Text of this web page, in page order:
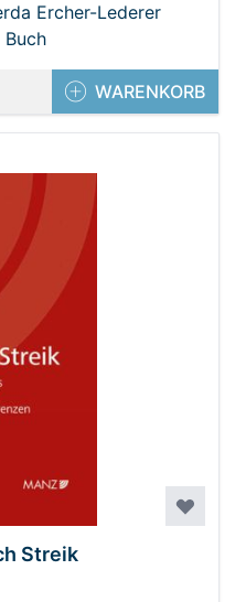
Ercher-Lederer
WARENKORB
Streik